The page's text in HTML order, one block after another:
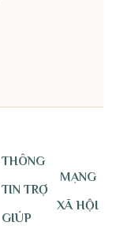
THÔNG
TIN TRỢ
GIÚP
MẠNG
XÃ HỘI